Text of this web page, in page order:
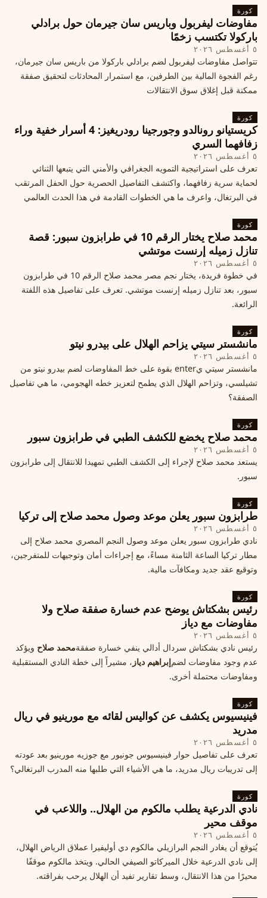
كورة
مفاوضات ليفربول وباريس سان جيرمان حول برادلي
باركولا تكتسب زخمًا
٥ أغسطس ٢٠٢٦
تتواصل مفاوضات ليفربول لضم برادلي باركولا من باريس سان جيرمان،
رغم الفجوة المالية بين الطرفين، مع استمرار المحادثات لتحقيق صفقة
ممكنة قبل إغلاق سوق الانتقالات
كورة
كريستيانو رونالدو وجورجينا رودريغيز: 4 أسرار خفية وراء
زفافهما السري
٥ أغسطس ٢٠٢٦
تعرف على استراتيجية التمويه الجغرافي والأمني التي يتبعها الثنائي
لحماية سرية زفافهما، واكتشف التفاصيل الحصرية حول الحفل المرتقب
في البرتغال، واعرف ما هي الخطوات القادمة في هذا الحدث العالمي
كورة
محمد صلاح يختار الرقم 10 في طرابزون سبور: قصة
تنازل زميله إرنست موتشي
٥ أغسطس ٢٠٢٦
في خطوة فريدة، يختار نجم مصر محمد صلاح الرقم 10 في طرابزون
سبور، بعد تنازل زميله إرنست موتشي. تعرف على تفاصيل هذه اللفتة
الرائعة.
كورة
مانشستر سيتي يزاحم الهلال على بيدرو نيتو
٥ أغسطس ٢٠٢٦
مانشستر سيتي يenter بقوة على خط المفاوضات لضم بيدرو نيتو من
تشيلسي، وتزاحم الهلال الذي يطمح لتعزيز خطه الهجومي، ما هي تفاصيل
الصفقة؟
كورة
محمد صلاح يخضع للكشف الطبي في طرابزون سبور
٥ أغسطس ٢٠٢٦
يستعد محمد صلاح لإجراء إلى الكشف الطبي تمهيدا للانتقال إلى طرابزون
سبور.
كورة
طرابزون سبور يعلن موعد وصول محمد صلاح إلى تركيا
٥ أغسطس ٢٠٢٦
نادي طرابزون سبور يعلن موعد وصول النجم المصري محمد صلاح إلى
مطار تركيا الساعة الثامنة مساءً، مع إجراءات أمان وتوجيهات للمتفرجين،
وتوقيع عقد جديد ومكافآت مالية.
كورة
رئيس بشكتاش يوضح عدم خسارة صفقة صلاح ولا
مفاوضات مع دياز
٥ أغسطس ٢٠٢٦
رئيس نادي بشكتاش سردال أدالي ينفي خسارة صفقةمحمد صلاح ويؤكد
عدم وجود مفاوضات لضمإبراهيم دياز ، مشيراً إلى خطة النادي المستقبلية
ومفاوضات محتملة أخرى.
كورة
فينيسيوس يكشف عن كواليس لقائه مع مورينيو في ريال
مدريد
٥ أغسطس ٢٠٢٦
تعرف على تفاصيل حوار فينيسيوس جونيور مع جوزيه مورينيو بعد عودته
إلى تدريبات ريال مدريد، ما هي الأشياء التي طلبها منه المدرب البرتغالي؟
كورة
نادي الدرعية يطلب مالكوم من الهلال.. واللاعب في
موقف محير
٥ أغسطس ٢٠٢٦
يُتوقع أن يغادر النجم البرازيلي مالكوم دي أوليفيرا عملاق الرياض الهلال،
إلى نادي الدرعية خلال الميركاتو الصيفي الحالي. ويتخذ مالكوم موقفًا
محيرًا من هذا الانتقال، وسط تقارير تفيد أن الهلال يرحب بفراقته.